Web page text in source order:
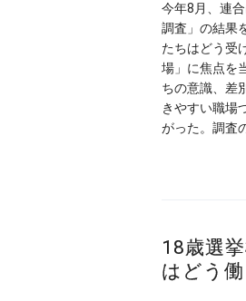
今年8月、連
調査」の結果
たちはどう受
場」に焦点を
ちの意識、差
きやすい職場
がった。調査
18歳選
はどう